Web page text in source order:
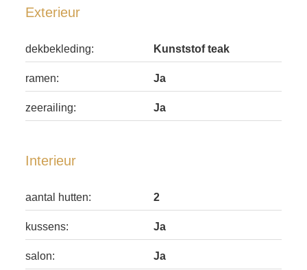
Exterieur
dekbekleding: Kunststof teak
ramen: Ja
zeerailing: Ja
Interieur
aantal hutten: 2
kussens: Ja
salon: Ja